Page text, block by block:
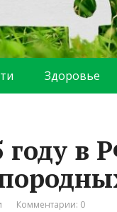
Здоровье
году в
Комментарии: 0